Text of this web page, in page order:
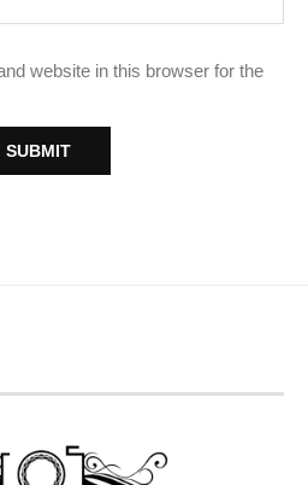
website in this browser for the